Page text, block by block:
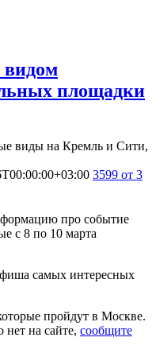
площадки
виды на Кремль и Сити,
3599 от 3
про событие
с 8 по 10 марта
самых интересных
пройдут в Москве.
нет на сайте, сообщите